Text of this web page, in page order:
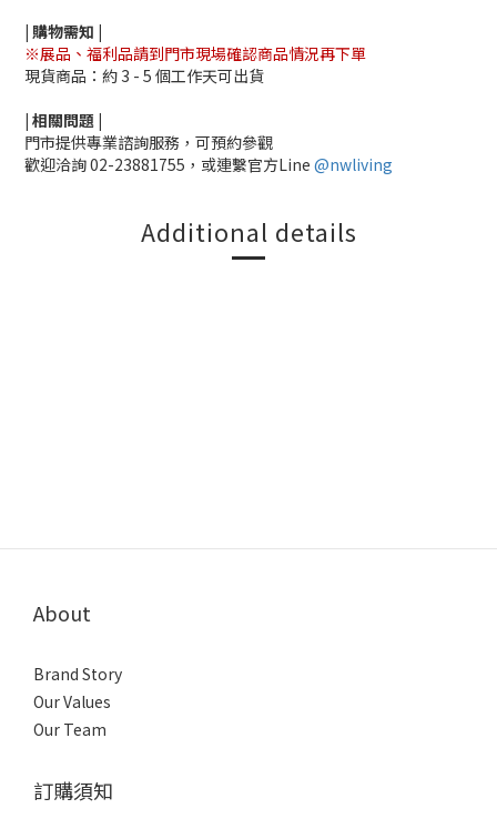
| 購物需知 |
※展品、福利品請到門市現場確認商品情況再下單
現貨商品：約 3 - 5 個工作天可出貨
| 相關問題 |
門市提供專業諮詢服務，可預約參觀
歡迎洽詢02-23881755， 或連繫官方Line @nwliving
Additional details
About
Brand Story
Our Values
Our Team
訂購須知